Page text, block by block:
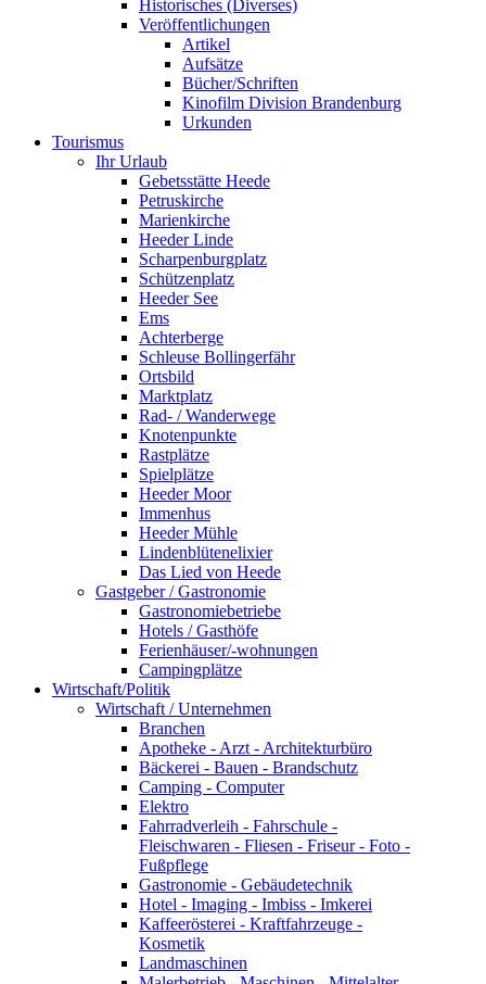
Historisches (Diverses)
Veröffentlichungen
Artikel
Aufsätze
Bücher/Schriften
Kinofilm Division Brandenburg
Urkunden
Tourismus
Ihr Urlaub
Gebetsstätte Heede
Petruskirche
Marienkirche
Heeder Linde
Scharpenburgplatz
Schützenplatz
Heeder See
Ems
Achterberge
Schleuse Bollingerfähr
Ortsbild
Marktplatz
Rad- / Wanderwege
Knotenpunkte
Rastplätze
Spielplätze
Heeder Moor
Immenhus
Heeder Mühle
Lindenblütenelixier
Das Lied von Heede
Gastgeber / Gastronomie
Gastronomiebetriebe
Hotels / Gasthöfe
Ferienhäuser/-wohnungen
Campingplätze
Wirtschaft/Politik
Wirtschaft / Unternehmen
Branchen
Apotheke - Arzt - Architekturbüro
Bäckerei - Bauen - Brandschutz
Camping - Computer
Elektro
Fahrradverleih - Fahrschule -
Fleischwaren - Fliesen - Friseur - Foto -
Fußpflege
Gastronomie - Gebäudetechnik
Hotel - Imaging - Imbiss - Imkerei
Kaffeerösterei - Kraftfahrzeuge -
Kosmetik
Landmaschinen